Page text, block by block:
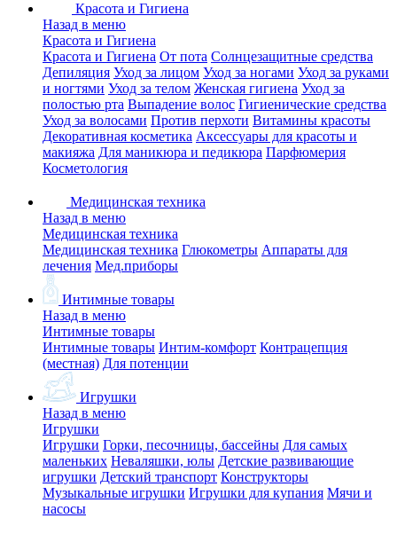
Красота и Гигиена
Назад в меню
Красота и Гигиена
Красота и Гигиена От пота Солнцезащитные средства
Депиляция Уход за лицом Уход за ногами Уход за руками
и ногтями Уход за телом Женская гигиена Уход за
полостью рта Выпадение волос Гигиенические средства
Уход за волосами Против перхоти Витамины красоты
Декоративная косметика Аксессуары для красоты и
макияжа Для маникюра и педикюра Парфюмерия
Косметология
Медицинская техника
Назад в меню
Медицинская техника
Медицинская техника Глюкометры Аппараты для
лечения Мед.приборы
Интимные товары
Назад в меню
Интимные товары
Интимные товары Интим-комфорт Контрацепция
(местная) Для потенции
Игрушки
Назад в меню
Игрушки
Игрушки Горки, песочницы, бассейны Для самых
маленьких Неваляшки, юлы Детские развивающие
игрушки Детский транспорт Конструкторы
Музыкальные игрушки Игрушки для купания Мячи и
насосы